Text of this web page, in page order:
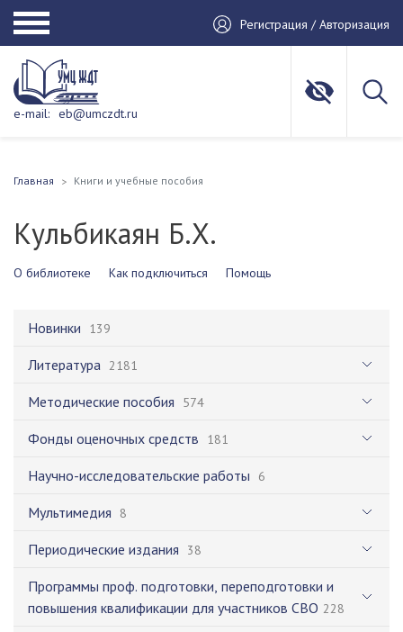
Регистрация / Авторизация
e-mail: eb@umczdt.ru
Главная Книги и учебные пособия
Кульбикаян Б.Х.
О библиотеке Как подключиться Помощь
Новинки 139
Литература 2181
Методические пособия 574
Фонды оценочных средств 181
Научно-исследовательские работы 6
Мультимедия 8
Периодические издания 38
Программы проф. подготовки, переподготовки и
повышения квалификации для участников СВО 228